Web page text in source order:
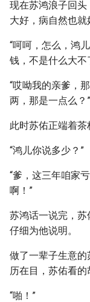
现在苏鸿浪子回
大好，病自然也就
“呵呵，怎么，鸿
钱，不是什么大不
“哎呦我的亲爹，
两，那是一点么？”
此时苏佑正端着茶
“鸿儿你说多少？”
“爹，这三年咱家
啊！”
苏鸿话一说完，苏
仔细为他说明。
做了一辈子生意
历在目，苏佑看的
“啪！”